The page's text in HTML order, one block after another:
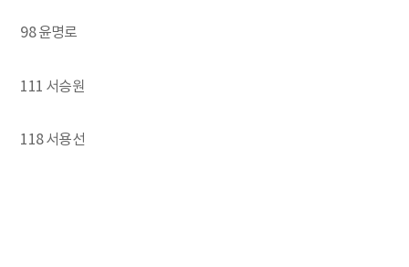
98 윤명로
111 서승원
118 서용선